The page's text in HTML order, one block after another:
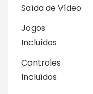
Saída de Vídeo
Jogos
Incluídos
Controles
Incluídos